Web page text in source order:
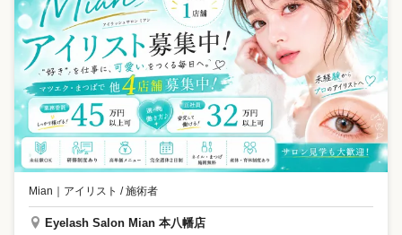
Mian アイリスト / 施術者
Eyelash Salon Mian 本八幡店